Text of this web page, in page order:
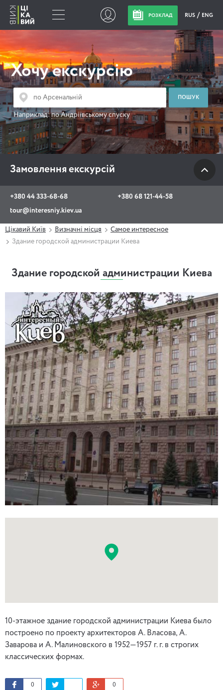
РОЗКЛАД RUS ENG
Хочу екскурсію
Наприклад:по Андріївському спуску
Замовлення екскурсій
+380 44 333-68-68
+380 68 121-44-58
tour@interesniy.kiev.ua
Замовлення
екскурсій
+380 44 333-68-68
+380 68 121-44-58
tour@interesniy.kiev.ua
з 10.00 до 19:30 щоденно
Viber WhatsApp
Цікавий Київ Визначні місця
Самое интересное
Здание городской администрации Киева
Здание городской администрации Киева
10-этажное здание городской администрации Киева было
построено по проекту архитекторов А. Власова, А.
Заварова и А. Малиновского в 1952—1957 г. г. в строгих
классических формах.
0 0